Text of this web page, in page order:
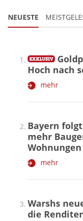
NEUESTE
Hoch nach
mehr
Bayern
mehr
Wohnungen
mehr
Warshs
die